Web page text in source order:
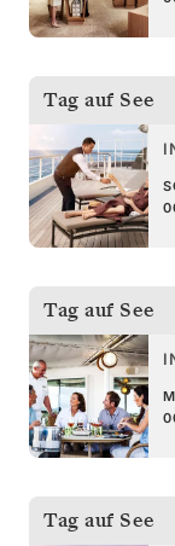
Tag auf See
Tag auf See
Tag auf See